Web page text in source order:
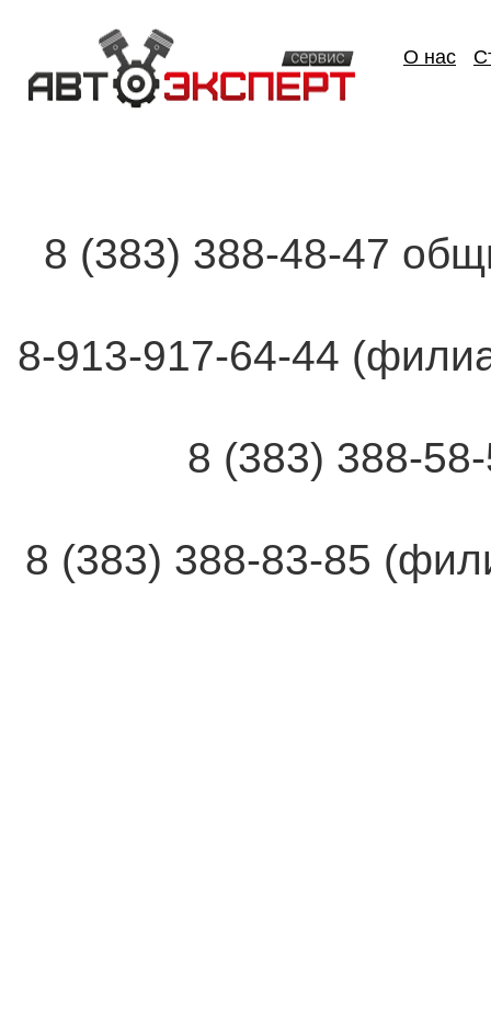
О нас
8 (383) 388-48-47
8-913-917-64-44
8 (383) 388-
8 (383) 388-83-85